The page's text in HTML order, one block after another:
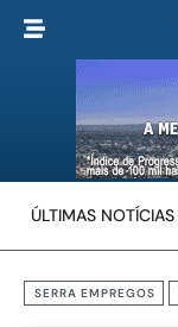
ÚLTIMAS NOTÍCIAS
SERRA EMPREGOS